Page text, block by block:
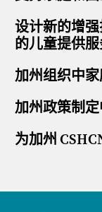
设计新的增
的儿童提供
加州组织中
加州政策制
为加州